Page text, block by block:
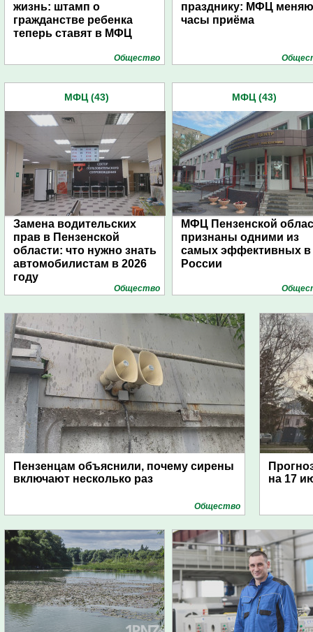
жизнь: штамп о
гражданстве ребенка
теперь ставят в МФЦ
Общество
празднику: МФЦ
часы приёма
МФЦ (43)
Замена водительских
прав в Пензенской
области: что нужно знать
автомобилистам в 2026
году
Общество
МФЦ (43)
МФЦ Пензенской
признаны одними из
самых эффективных в
России
Пензенцам объяснили, почему сирены
включают несколько раз
Общество
на 17